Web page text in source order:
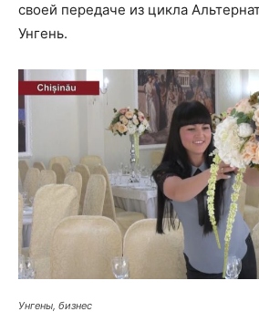
своей передаче из цикла
Унгень.
Унгены, бизнес